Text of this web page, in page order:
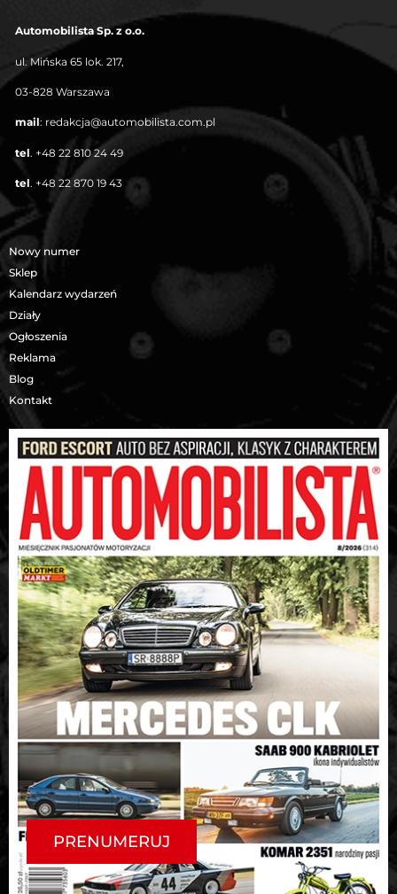
Automobilista Sp. z o.o.
ul. Mińska 65 lok. 217,
03-828 Warszawa
mail: redakcja@automobilista.com.pl
tel. +48 22 810 24 49
tel. +48 22 870 19 43
Nowy numer
Sklep
Kalendarz wydarzeń
Działy
Ogłoszenia
Reklama
Blog
Kontakt
PRENUMERUJ